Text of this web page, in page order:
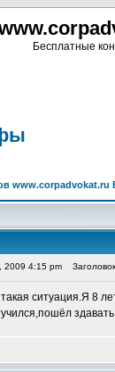
Бесплатные
www.corpadvokat.ru
2009 4:15 pm
такая ситуация.Я 8